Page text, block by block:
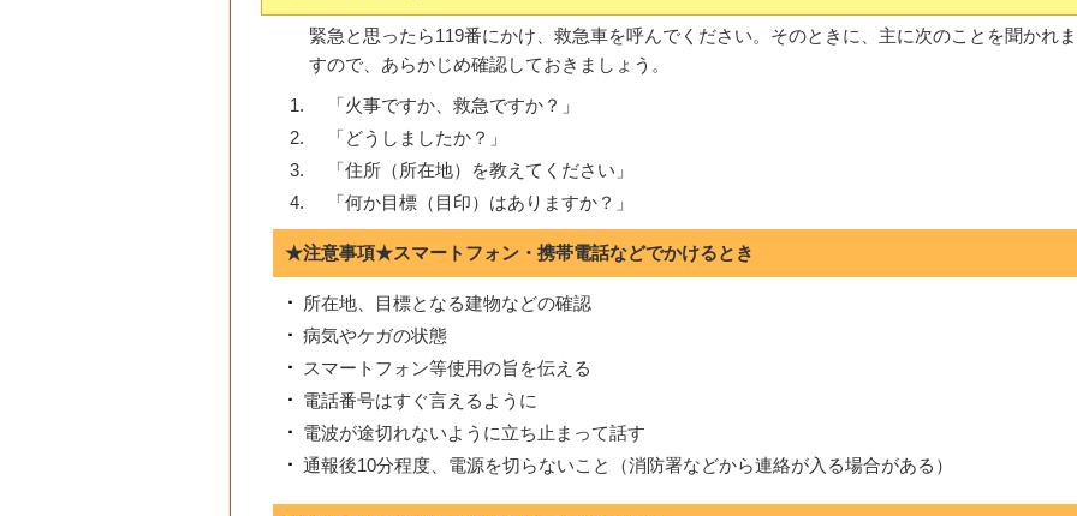
緊急と思ったら119番にかけ、救急車を呼んでください。そのときに、主に次のことを聞かれま
すので、あらかじめ確認しておきましょう。
「火事ですか、救急ですか？」
「どうしましたか？」
「住所（所在地）を教えてください」
「何か目標（目印）はありますか？」
★注意事項★スマートフォン・携帯電話などでかけるとき
所在地、目標となる建物などの確認
病気やケガの状態
スマートフォン等使用の旨を伝える
電話番号はすぐ言えるように
電波が途切れないように立ち止まって話す
通報後10分程度、電源を切らないこと（消防署などから連絡が入る場合がある）